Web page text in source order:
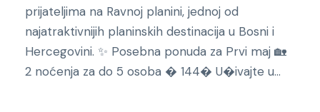
prijateljima na Ravnoj planini, jednoj od
najatraktivnijih planinskih destinacija u Bosni i
Hercegovini. ✨ Posebna ponuda za Prvi maj 🏡
2 noćenja za do 5 osoba � 144� U�ivajte u...